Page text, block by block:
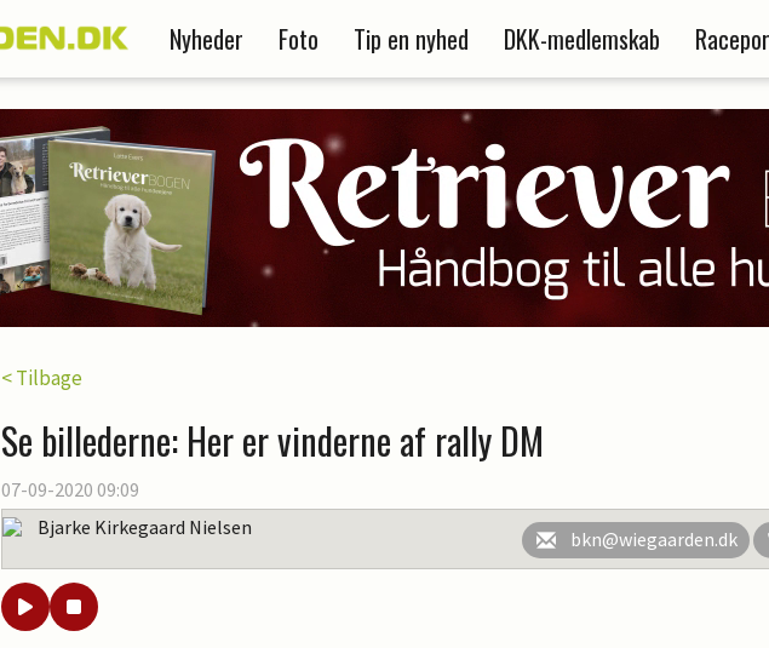
Nyheder Foto Tip en nyhed DKK-medlemskab
< Tilbage
Se billederne: Her er vinderne af rally DM
07-09-2020 09:09
Bjarke Kirkegaard Nielsen
bkn@wiegaarden.dk